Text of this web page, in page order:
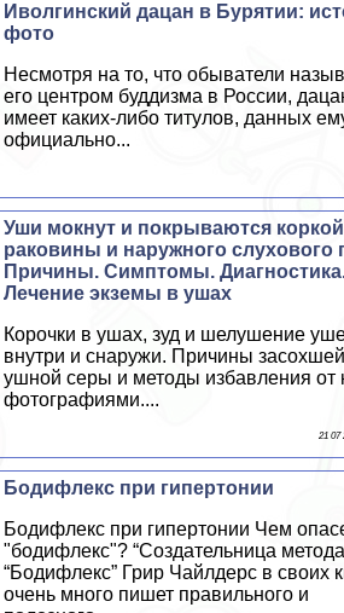
Иволгинский дацан в Бурятии:
фото
Несмотря на то, что обыватели
его центром буддизма в России,
имеет каких-либо титулов, данных
официально...
Уши мокнут и покрываются
paковины и наружного слухового
Причины. Симптомы.
Лечение экземы в ушах
Корочки в ушах, зуд и шелушение
внутри и снаружи. Причины засохшей
ушной серы и методы избавления от
фотографиями....
21 07
Бодифлекс при гипертонии
Бодифлекс при гипертонии Чем
"бодифлекс"? “Создательница метода
“Бодифлекс” Грир Чайлдерс в своих
очень много пишет правильного и